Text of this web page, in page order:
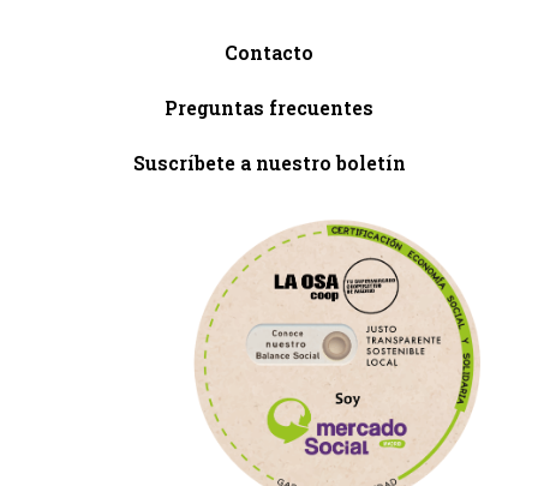
Contacto
Preguntas frecuentes
Suscríbete a nuestro boletín